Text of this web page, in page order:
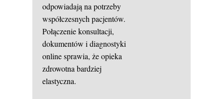
odpowiadają na potrzeby
współczesnych pacjentów.
Połączenie konsultacji,
dokumentów i diagnostyki
online sprawia, że opieka
zdrowotna bardziej
elastyczna.